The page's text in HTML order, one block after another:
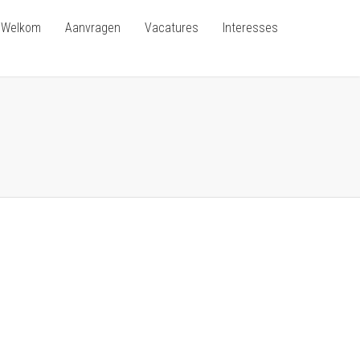
Welkom Aanvragen Vacatures Interesses